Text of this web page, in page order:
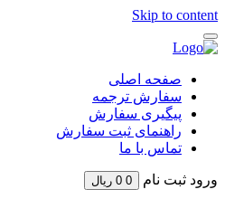
Skip to content
صفحه اصلی
سفارش ترجمه
پیگیری سفارش
راهنمای ثبت سفارش
تماس با ما
ورود ثبت نام 0
0 ریال